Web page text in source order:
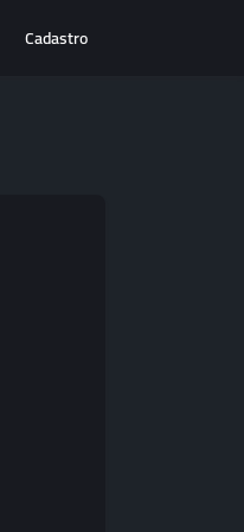
Cadastro